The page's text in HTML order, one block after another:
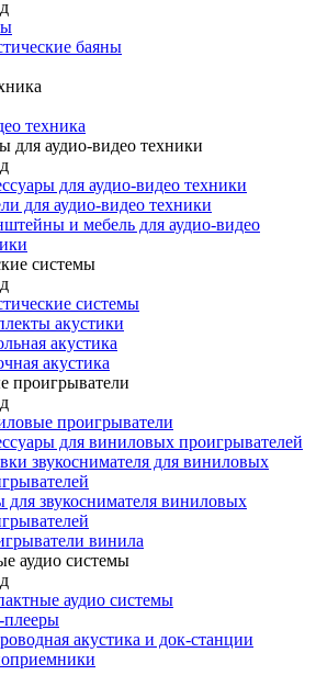
баяны
техника
для аудио-видео техники
для аудио-видео техники
для аудио-видео техники
и мебель для аудио-видео
системы
системы
акустики
акустика
акустика
проигрыватели
проигрыватели
для виниловых проигрывателей
звукоснимателя для виниловых
для звукоснимателя виниловых
винила
аудио системы
аудио системы
плееры
акустика и док-станции